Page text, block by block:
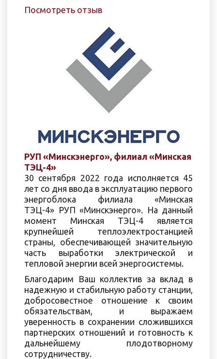
Посмотреть отзыв
РУП «Минскэнерго», филиал «Минская
ТЭЦ-4»
30 сентября 2022 года исполняется 45
лет со дня ввода в эксплуатацию первого
энергоблока филиала «Минская
ТЭЦ-4» РУП «Минскэнерго». На данный
момент Минская ТЭЦ-4 является
крупнейшей теплоэлектростанцией
страны, обеспечивающей значительную
часть выработки электрической и
тепловой энергии всей энергосистемы.
Благодарим Ваш коллектив за вклад в
надежную и стабильную работу станции,
добросовестное отношение к своим
обязательствам, и выражаем
уверенность в сохранении сложившихся
партнерских отношений и готовность к
дальнейшему плодотворному
сотрудничеству.